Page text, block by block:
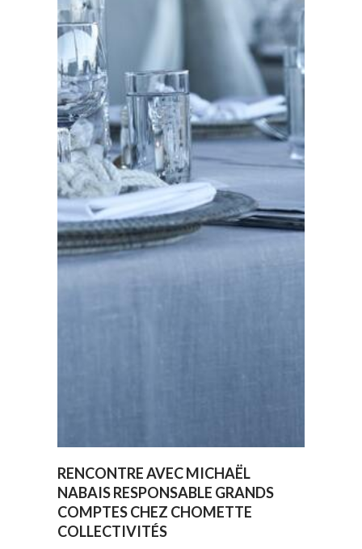
RENCONTRE AVEC MICHAËL
NABAIS RESPONSABLE GRANDS
COMPTES CHEZ CHOMETTE
COLLECTIVITÉS